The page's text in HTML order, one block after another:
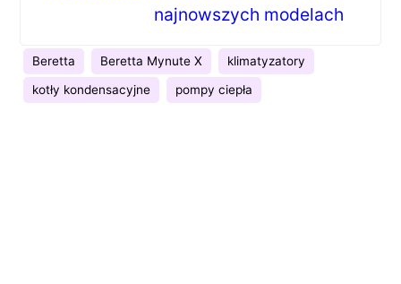
najnowszych modelach
Beretta Beretta Mynute X
klimatyzatory
kotły kondensacyjne
pompy ciepła